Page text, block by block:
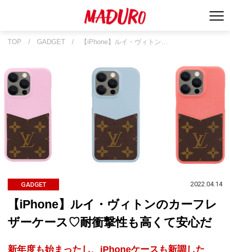
TOP / GADGET / 【iPhone】ルイ・ヴィトン…
GADGET 2022.04.14
【iPhone】ルイ・ヴィトンのカーフレ
ザーケース♡耐衝撃性も高くて安心だ
新年度も始まったし、iPhoneケースも新調した